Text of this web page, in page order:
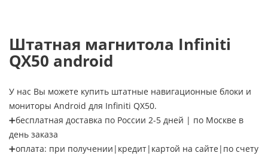
Штатная магнитола Infiniti
QX50 android
У нас Вы можете купить штатные навигационные блоки и
мониторы Android для Infiniti QX50.
➕бесплатная доставка по России 2-5 дней | по Москве в
день заказа
➕оплата: при получении|кредит|картой на сайте|по счету